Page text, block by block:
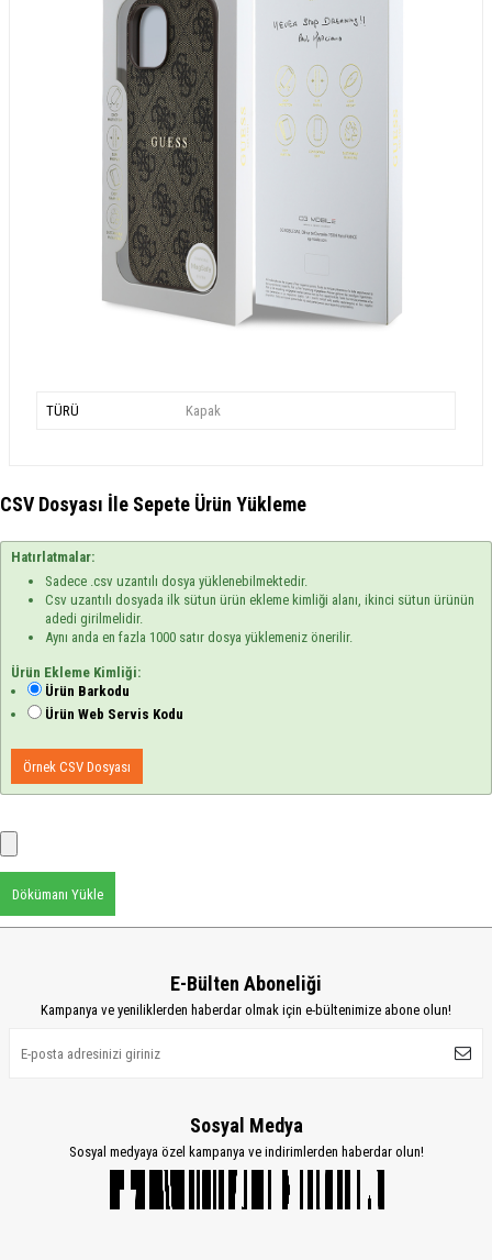
TÜRÜ Kapak
CSV Dosyası İle Sepete Ürün Yükleme
Hatırlatmalar:
Sadece .csv uzantılı dosya yüklenebilmektedir.
Csv uzantılı dosyada ilk sütun ürün ekleme kimliği alanı, ikinci sütun ürünün
adedi girilmelidir.
Aynı anda en fazla 1000 satır dosya yüklemeniz önerilir.
Ürün Ekleme Kimliği:
Ürün Barkodu
Ürün Web Servis Kodu
Örnek CSV Dosyası
Dökümanı Yükle
E-Bülten Aboneliği
Kampanya ve yeniliklerden haberdar olmak için e-bültenimize abone olun!
Sosyal Medya
Sosyal medyaya özel kampanya ve indirimlerden haberdar olun!